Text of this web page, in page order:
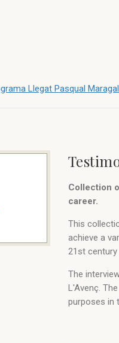
Llegat Pasqual
Collection
career.
This
achieve a
21st
The
L'Avenç.
purposes in